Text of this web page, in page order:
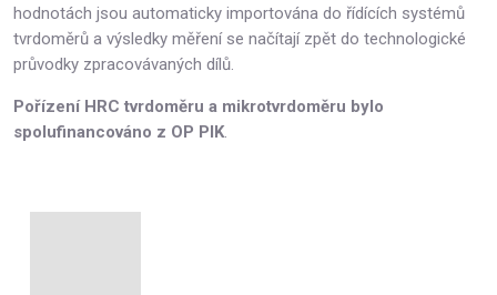
hodnotách jsou automaticky importována do řídících systémů
tvrdoměrů a výsledky měření se načítají zpět do technologické
průvodky zpracovávaných dílů.
Pořízení HRC tvrdoměru a mikrotvrdoměru bylo
spolufinancováno z OP PIK.